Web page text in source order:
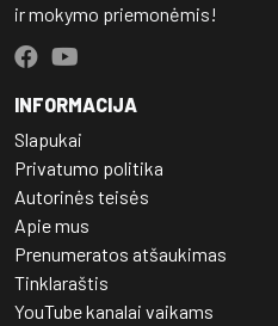
ir mokymo priemonėmis!
INFORMACIJA
Slapukai
Privatumo politika
Autorinės teisės
Apie mus
Prenumeratos atšaukimas
Tinklaraštis
YouTube kanalai vaikams